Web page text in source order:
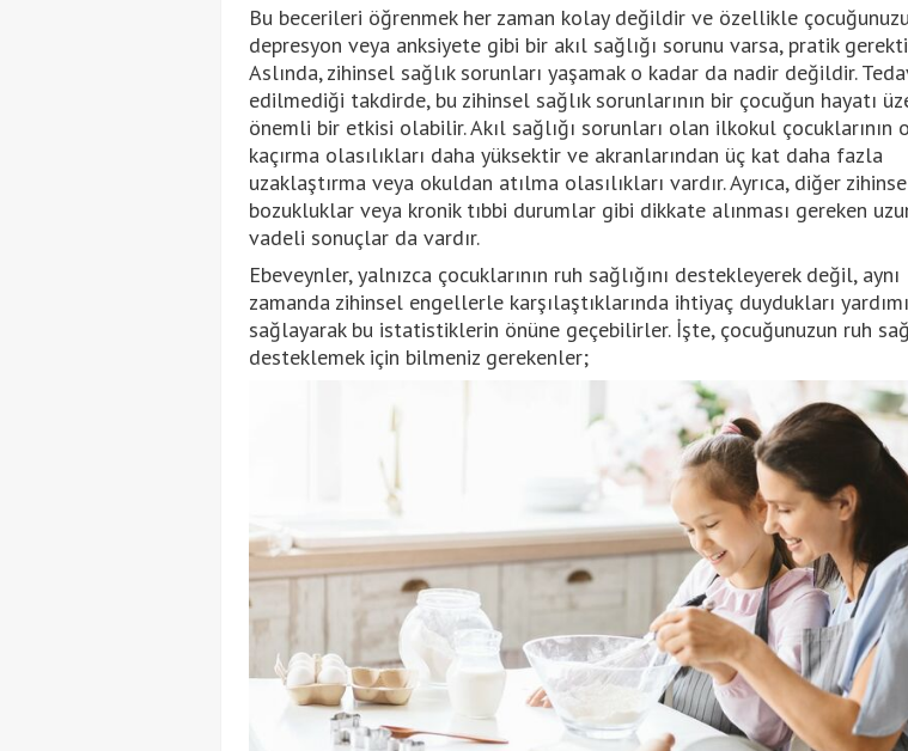
Bu becerileri öğrenmek her zaman kolay değildir ve özellikle
depresyon veya anksiyete gibi bir akıl sağlığı sorunu varsa, pratik
Aslında, zihinsel sağlık sorunları yaşamak o kadar da nadir değildir.
edilmediği takdirde, bu zihinsel sağlık sorunlarının bir çocuğun hayatı
önemli bir etkisi olabilir. Akıl sağlığı sorunları olan ilkokul çocuklarının
kaçırma olasılıkları daha yüksektir ve akranlarından üç kat daha fazla
uzaklaştırma veya okuldan atılma olasılıkları vardır. Ayrıca, diğer
bozukluklar veya kronik tıbbi durumlar gibi dikkate alınması gereken
vadeli sonuçlar da vardır.
Ebeveynler, yalnızca çocuklarının ruh sağlığını destekleyerek değil, aynı
zamanda zihinsel engellerle karşılaştıklarında ihtiyaç duydukları yardımı
sağlayarak bu istatistiklerin önüne geçebilirler. İşte, çocuğunuzun ruh
desteklemek için bilmeniz gerekenler;